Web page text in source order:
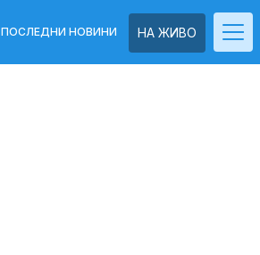
НА ЖИВО
ПОСЛЕДНИ НОВИНИ